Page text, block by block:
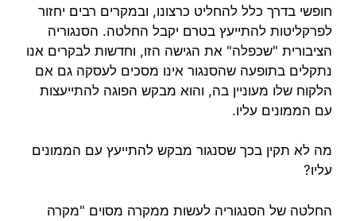
חופשי בדרך כלל להחליט כרצונו, ובמקרים רבים יחזור
לפרקליטות להתייעץ בטרם יקבל החלטה. הסנגוריה
הציבורית "שכפלה" את הגישה הזו, וחדשות לבקרים אנו
נתקלים בתופעה שהסנגור אינו מסכים לעסקה גם אם
הלקוח שלו מעוניין בה, והוא מבקש הפוגה להתייעצות
עם הממונים עליו.
מה לא תקין בכך שסנגור מבקש להתייעץ עם הממונים
עליו?
החלטה של הסנגוריה לעשות ממקרה מסוים "מקרה